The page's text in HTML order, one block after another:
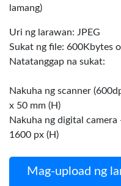
lamang)
Uri ng larawan: JPEG
Sukat ng file: 600Kbytes
Natatanggap na sukat:
Nakuha ng scanner
x 50 mm (H)
Nakuha ng digital
1600 px (H)
Mag-upload ng